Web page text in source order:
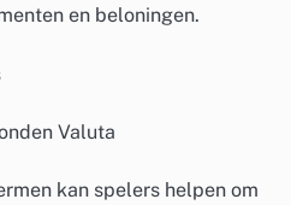
en beloningen.
Valuta
kan spelers helpen om